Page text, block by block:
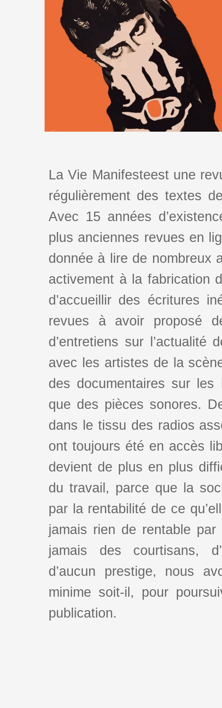
La Vie Manifesteest une
régulièrement des textes
Avec 15 années
plus anciennes revues en
donnée à lire de nombreux
activement à la fabrication
d’accueillir des écritures
revues à avoir proposé
d’entretiens sur l’actualité
avec les artistes de la
des documentaires sur
que des pièces sonores.
dans le tissu des radios
ont toujours été en accès
devient de plus en plus
du travail, parce que la
par la rentabilité de ce
jamais rien de rentable
jamais des courtisans,
d’aucun prestige, nous
minime soit-il, pour
publication.